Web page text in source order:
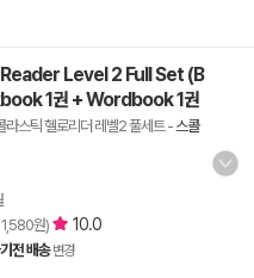
Level 2 Full Set (B
1권 + Wordbook 1권
라스틱 헬로리더 레벨2 풀세트-스콜
원) 10.0
전 배송 변경